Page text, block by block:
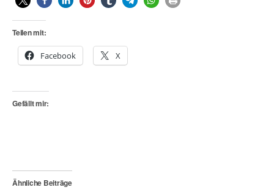
Teilen mit:
Facebook X
Gefällt mir:
Ähnliche Beiträge